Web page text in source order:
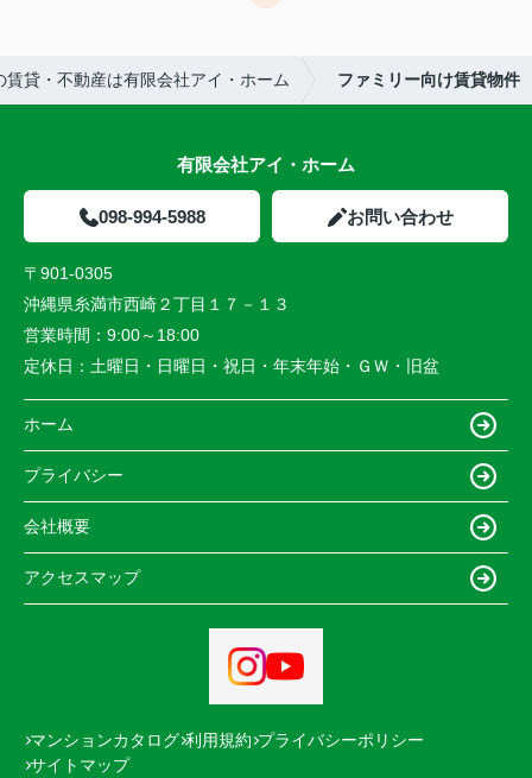
貸・不動産は有限会社アイ・ホーム ファミリー向け賃貸物件
有限会社アイ・ホーム
098-994-5988 お問い合わせ
〒901-0305
沖縄県糸満市西崎２丁目１７－１３
営業時間： 9:00～18:00
定休日： 土曜日・日曜日・祝日・年末年始・ＧＷ・旧盆
ホーム
プライバシー
会社概要
アクセスマップ
マンションカタログ 利用規約 プライバシーポリシー
サイトマップ